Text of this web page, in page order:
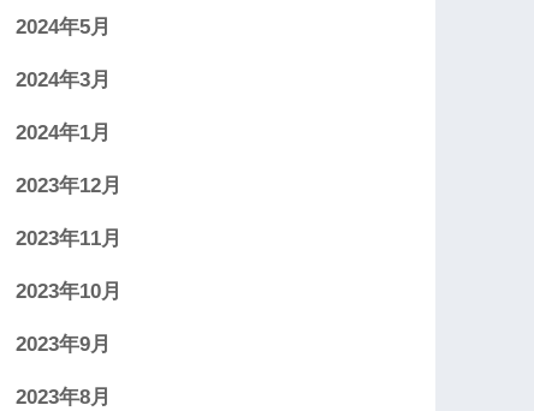
2024年5月
2024年3月
2024年1月
2023年12月
2023年11月
2023年10月
2023年9月
2023年8月